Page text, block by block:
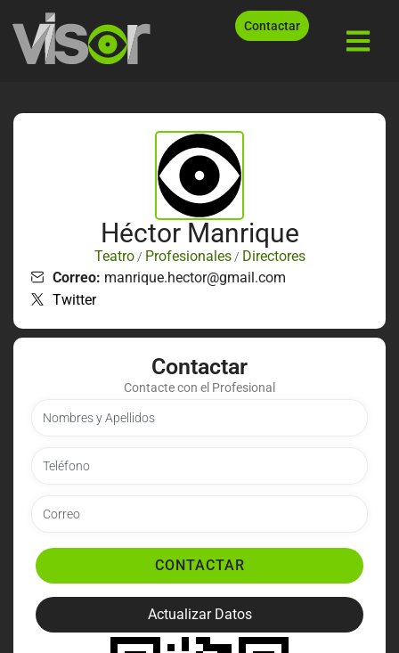
Contactar
Héctor Manrique
Teatro/ Profesionales/ Directores
Correo: manrique.hector@gmail.com
Twitter
Contactar
Contacte con el Profesional
CONTACTAR
Actualizar Datos